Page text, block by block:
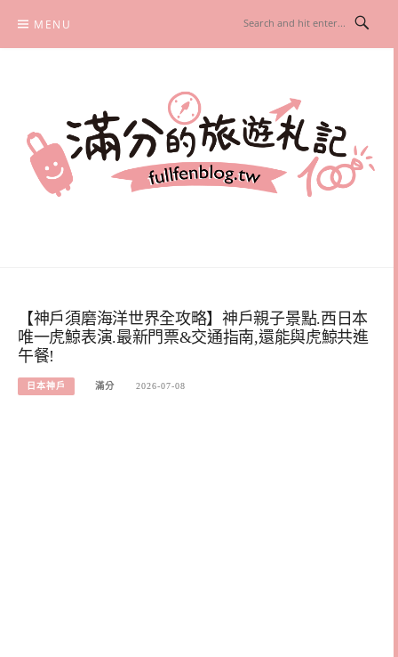
content
MENU
【神戶須磨海洋世界全攻略】神戶親子景點.西日本
唯一虎鯨表演.最新門票&交通指南,還能與虎鯨共進
午餐!
日本神戶 滿分 2026-07-08